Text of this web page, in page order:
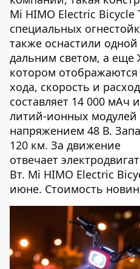
Mi HIMO Electric Bicycle
специальных
также оснастили
дальним светом, а еще
котором
хода, скорость и
составляет 14 000 мАч
литий-ионных
напряжением 48 В.
120 км. За движение
отвечает
Вт. Mi HIMO Electric
июне. Стоимость